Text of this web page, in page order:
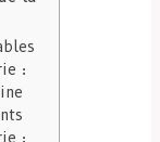
:
: